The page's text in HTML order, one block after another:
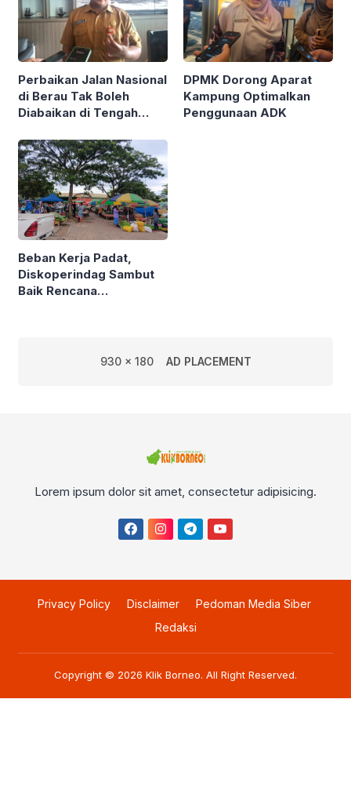
Perbaikan Jalan Nasional
di Berau Tak Boleh
Diabaikan di Tengah
Kalimantan
DPMK Dorong Aparat
Kampung Optimalkan
Penggunaan ADK
Beban Kerja Padat,
Diskoperindag Sambut
Baik Rencana
930 x 180 AD PLACEMENT
Lorem ipsum dolor sit amet, consectetur adipisicing.
Privacy Policy Disclaimer
Pedoman Media Siber
Redaksi
Copyright © 2026 Klik Borneo. All Right Reserved.